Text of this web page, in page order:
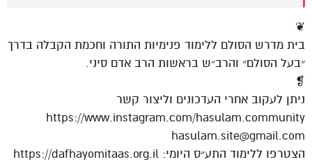
❦
בית מדרש הסולם ללימוד פנימיות התורה וחכמת הקבלה בדרך
״בעל הסולם״ והרב״ש בראשות הרב אדם סיני.
❡
ניתן לעקוב אחרי העדכונים וליצור קשר
https://www.instagram.com/hasulam.community
hasulam.site@gmail.com
הצטרפו ללימוד התע״ס היומי: https://dafhayomitaas.org.il